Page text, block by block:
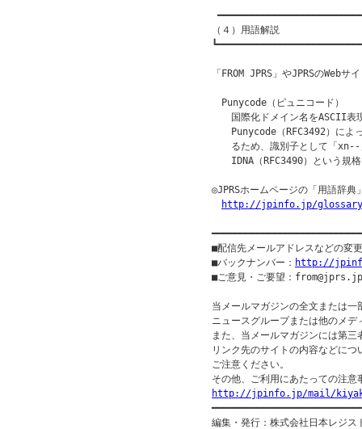
（４）用語解説
「FROM JPRS」やJPRSのWeb
Punycode（ピュニコード）
国際化ドメイン名をASCII表現
Punycode（RFC3492）によっ
るため、識別子として「xn--
IDNA（RFC3490）という規格
◎JPRSホームページの「用語辞典
http://jpinfo.jp/
■配信先メールアドレスなどの変
■バックナンバー： http://
■ご意見・ご要望：from@jprs.jp
当メールマガジンの全文または
ニュースグループまたは他のメ
また、当メールマガジンには第
リンク先のサイトの内容などに
ご注意ください。
http://jpinfo.jp/mail/